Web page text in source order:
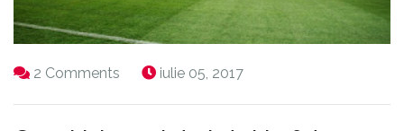
2 Comments iulie 05, 2017